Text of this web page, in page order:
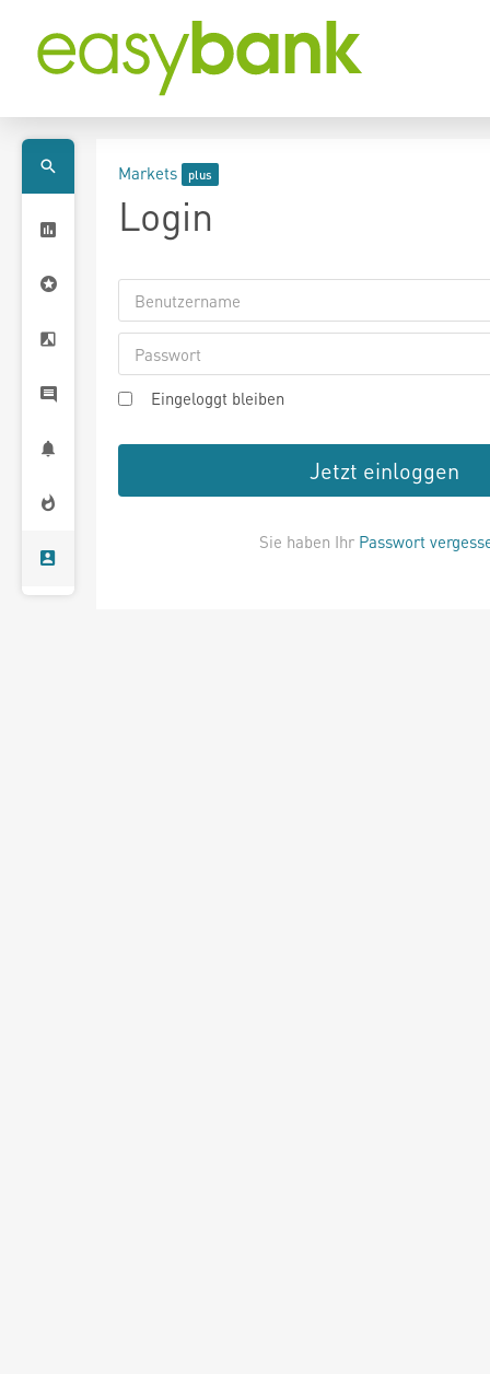
Markets
Login
Eingeloggt bleiben
Jetzt einloggen
Sie haben Ihr Passwort